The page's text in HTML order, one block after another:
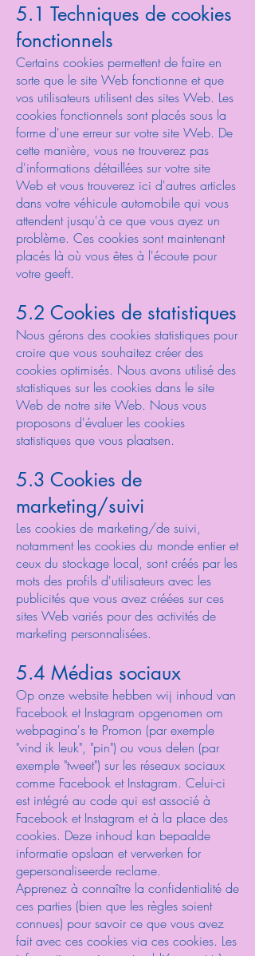
5.1 Techniques de cookies
fonctionnels
Certains cookies permettent de faire en
sorte que le site Web fonctionne et que
vos utilisateurs utilisent des sites Web. Les
cookies fonctionnels sont placés sous la
forme d'une erreur sur votre site Web. De
cette manière, vous ne trouverez pas
d'informations détaillées sur votre site
Web et vous trouverez ici d'autres articles
dans votre véhicule automobile qui vous
attendent jusqu'à ce que vous ayez un
problème. Ces cookies sont maintenant
placés là où vous êtes à l'écoute pour
votre geeft.
5.2 Cookies de statistiques
Nous gérons des cookies statistiques pour
croire que vous souhaitez créer des
cookies optimisés. Nous avons utilisé des
statistiques sur les cookies dans le site
Web de notre site Web. Nous vous
proposons d'évaluer les cookies
statistiques que vous plaatsen.
5.3 Cookies de
marketing/suivi
Les cookies de marketing/de suivi,
notamment les cookies du monde entier et
ceux du stockage local, sont créés par les
mots des profils d'utilisateurs avec les
publicités que vous avez créées sur ces
sites Web variés pour des activités de
marketing personnalisées.
5.4 Médias sociaux
Op onze website hebben wij inhoud van
Facebook et Instagram opgenomen om
webpagina's te Promon (par exemple
"vind ik leuk", "pin") ou vous delen (par
exemple "tweet") sur les réseaux sociaux
comme Facebook et Instagram. Celui-ci
est intégré au code qui est associé à
Facebook et Instagram et à la place des
cookies. Deze inhoud kan bepaalde
informatie opslaan et verwerken for
gepersonaliseerde reclame.
Apprenez à connaître la confidentialité de
ces parties (bien que les règles soient
connues) pour savoir ce que vous avez
fait avec ces cookies via ces cookies. Les